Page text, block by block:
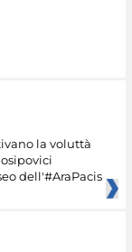
la voluttà
dell'#AraPacis